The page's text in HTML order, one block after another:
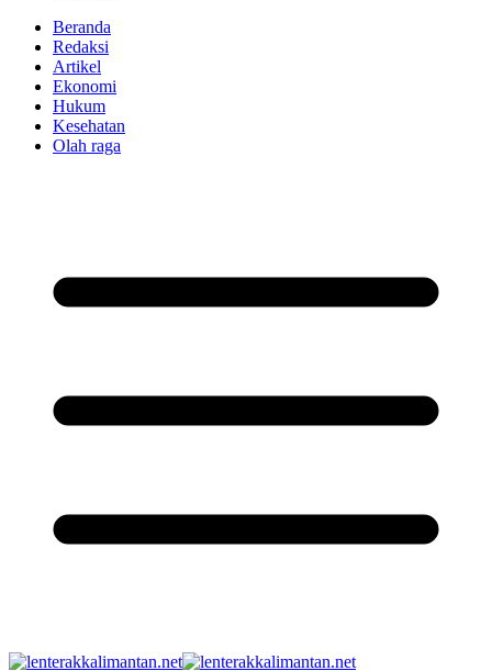
Beranda
Redaksi
Artikel
Ekonomi
Hukum
Kesehatan
Olah raga